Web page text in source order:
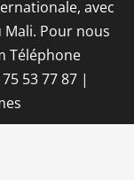
avec
Pour nous
Téléphone
53 77 87 |